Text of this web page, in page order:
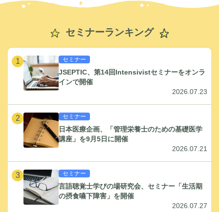
セミナーランキング
1 セミナー
JSEPTIC、第14回Intensivistセミナーをオンラ
インで開催
2026.07.23
2 セミナー
日本医療企画、「管理栄養士のための基礎医学
講座」を9月5日に開催
2026.07.21
3 セミナー
言語聴覚士学びの場研究会、セミナー「生活期
の摂食嚥下障害」を開催
2026.07.27